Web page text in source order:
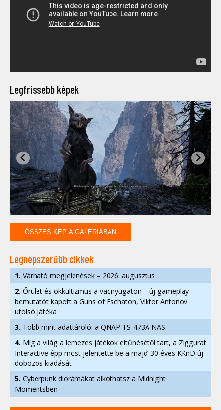
Legfrissebb képek
ÖSSZES KÉP A GALÉRIÁBAN
Legnépszerűbb cikkek
1. Várható megjelenések – 2026. augusztus
2. Őrület és okkultizmus a vadnyugaton – új gameplay-
bemutatót kapott a Guns of Eschaton, Viktor Antonov
utolsó játéka
3. Több mint adattároló: a QNAP TS-473A NAS
4. Míg a világ a lemezes játékok eltűnésétől tart, a Ziggurat
Interactive épp most jelentette be a majd’ 30 éves KKnD új
dobozos kiadását
5. Cyberpunk diorámákat alkothatsz a Midnight
Momentsben